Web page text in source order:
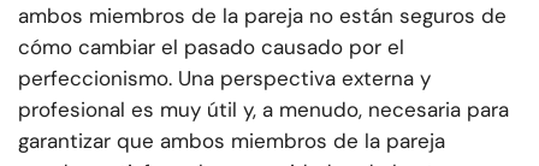
ambos miembros de la pareja no están seguros de
cómo cambiar el pasado causado por el
perfeccionismo. Una perspectiva externa y
profesional es muy útil y, a menudo, necesaria para
garantizar que ambos miembros de la pareja